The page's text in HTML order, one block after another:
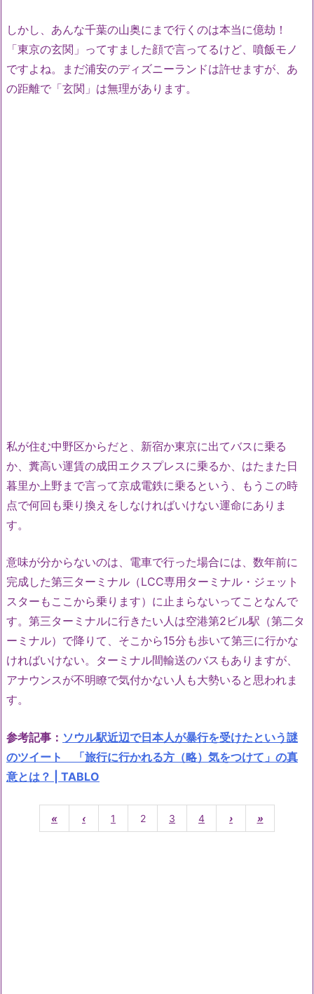
しかし、あんな千葉の山奥にまで行くのは本当に億劫！
「東京の玄関」ってすました顔で言ってるけど、噴飯モノ
ですよね。まだ浦安のディズニーランドは許せますが、あ
の距離で「玄関」は無理があります。
私が住む中野区からだと、新宿か東京に出てバスに乗る
か、糞高い運賃の成田エクスプレスに乗るか、はたまた日
暮里か上野まで言って京成電鉄に乗るという、もうこの時
点で何回も乗り換えをしなければいけない運命にありま
す。
意味が分からないのは、電車で行った場合には、数年前に
完成した第三ターミナル（LCC専用ターミナル・ジェット
スターもここから乗ります）に止まらないってことなんで
す。第三ターミナルに行きたい人は空港第2ビル駅（第二タ
ーミナル）で降りて、そこから15分も歩いて第三に行かな
ければいけない。ターミナル間輸送のバスもありますが、
アナウンスが不明瞭で気付かない人も大勢いると思われま
す。
参考記事： ソウル駅近辺で日本人が暴行を受けたという謎
のツイート 「旅行に行かれる方（略）気をつけて」の真
意とは？ | TABLO
« ‹ 1 2 3 4 › »